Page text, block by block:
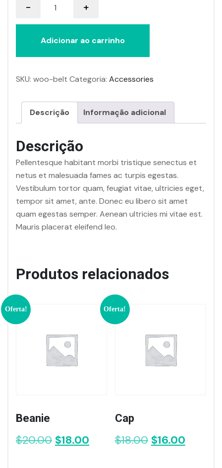
-
quantidade
+
Adicionar ao carrinho
SKU: woo-belt Categoria: Accessories
Descrição Informação adicional
Descrição
Pellentesque habitant morbi tristique senectus et
netus et malesuada fames ac turpis egestas.
Vestibulum tortor quam, feugiat vitae, ultricies eget,
tempor sit amet, ante. Donec eu libero sit amet
quam egestas semper. Aenean ultricies mi vitae est.
Mauris placerat eleifend leo.
Produtos relacionados
Oferta!
Beanie
$20.00 O
$18.00
Oferta!
Cap
$18.00 O
$16.00O